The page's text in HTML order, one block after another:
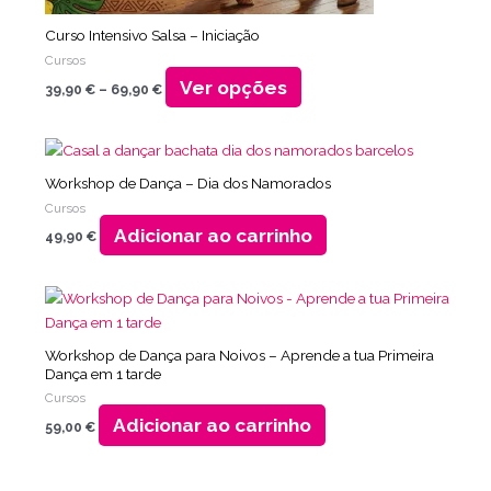
Curso Intensivo Salsa – Iniciação
Cursos
39,90€ – 69,90€ Ver opções
produto
Workshop de Dança – Dia dos Namorados
Cursos
49,90€ Adicionar ao carrinho
Workshop de Dança para Noivos – Aprende a tua Primeira
Dança em 1 tarde
Cursos
59,00€ Adicionar ao carrinho